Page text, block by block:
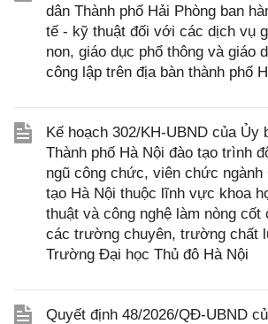
dân Thành phố Hải Phòng ban
tế - kỹ thuật đối với các dịch vụ
non, giáo dục phổ thông và giáo
công lập trên địa bàn thành phố
Kế hoạch 302/KH-UBND của Ủy
Thành phố Hà Nội đào tạo trình
ngũ công chức, viên chức
tạo Hà Nội thuộc lĩnh vực khoa
thuật và công nghệ làm nòng cốt
các trường chuyên, trường chất
Trường Đại học Thủ đô Hà Nội
Quyết định 48/2026/QĐ-UBND